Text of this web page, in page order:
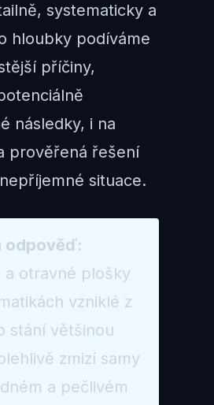
systematicky a
hloubky podíváme
příčiny,
následky, i na
prověřená řešení
situace.
odpověď:
a otravné plošky
vzniklé z
stání většinou
zmizí samy
a pečlivém